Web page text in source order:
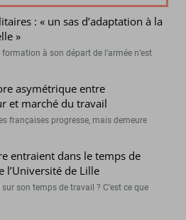
: « un sas d’adaptation à la
»
à son départ de l’armée n’est
asymétrique entre
et marché du travail
françaises progresse, mais demeure
entraient dans le temps de
l’Université de Lille
son temps de travail ? C’est ce que